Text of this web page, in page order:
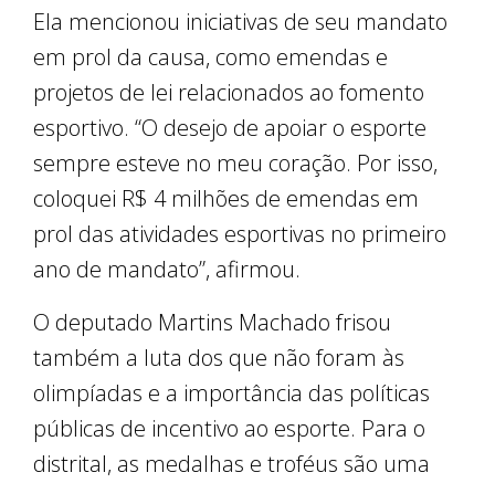
Ela mencionou iniciativas de seu mandato
em prol da causa, como emendas e
projetos de lei relacionados ao fomento
esportivo. “O desejo de apoiar o esporte
sempre esteve no meu coração. Por isso,
coloquei R$ 4 milhões de emendas em
prol das atividades esportivas no primeiro
ano de mandato”, afirmou.
O deputado Martins Machado frisou
também a luta dos que não foram às
olimpíadas e a importância das políticas
públicas de incentivo ao esporte. Para o
distrital, as medalhas e troféus são uma